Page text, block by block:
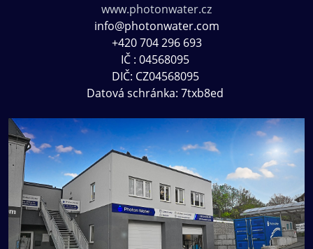
www.photonwater.cz
info@photonwater.com
+420 704 296 693
IČ : 04568095
DIČ: CZ04568095
Datová schránka: 7txb8ed